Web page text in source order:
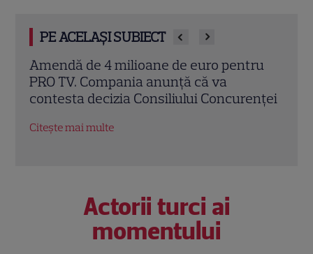
PE ACELAȘI SUBIECT
Echipa roșie a câștigat la Poftiți pe la noi!
Ce provocări le pregătește Nea Mărin
concurenților diseară
Citește mai multe
Actorii turci ai
momentului